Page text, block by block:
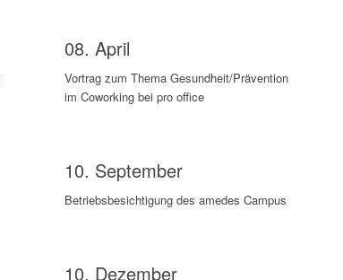
08. April
Vortrag zum Thema Gesundheit/Prävention
im Coworking bei pro office
10. September
Betriebsbesichtigung des amedes Campus
10. Dezember